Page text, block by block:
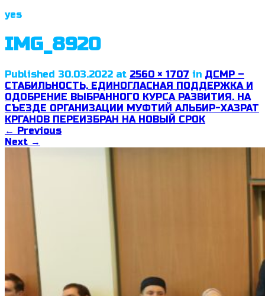
yes
IMG_8920
Published 30.03.2022 at 2560 × 1707 in ДСМР –
СТАБИЛЬНОСТЬ, ЕДИНОГЛАСНАЯ ПОДДЕРЖКА И
ОДОБРЕНИЕ ВЫБРАННОГО КУРСА РАЗВИТИЯ. НА
СЪЕЗДЕ ОРГАНИЗАЦИИ МУФТИЙ АЛЬБИР-ХАЗРАТ
КРГАНОВ ПЕРЕИЗБРАН НА НОВЫЙ СРОК
← Previous
Next →